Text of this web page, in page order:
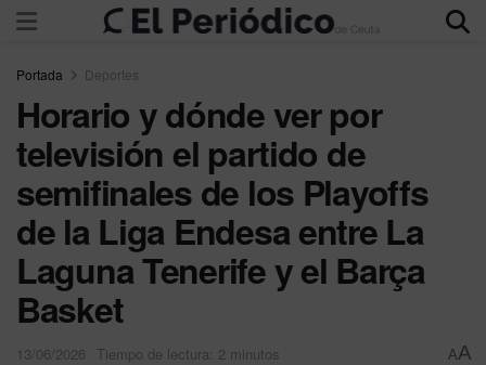
Portada Deportes
Horario y dónde ver por
televisión el partido de
semifinales de los Playoffs
de la Liga Endesa entre La
Laguna Tenerife y el Barça
Basket
13/06/2026 Tiempo de lectura: 2 minutos AA